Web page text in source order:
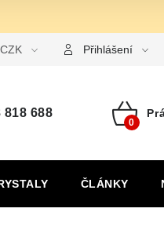
pro uplatnění reklamace
CZK Přihlášení
818 688
ČLÁNKY